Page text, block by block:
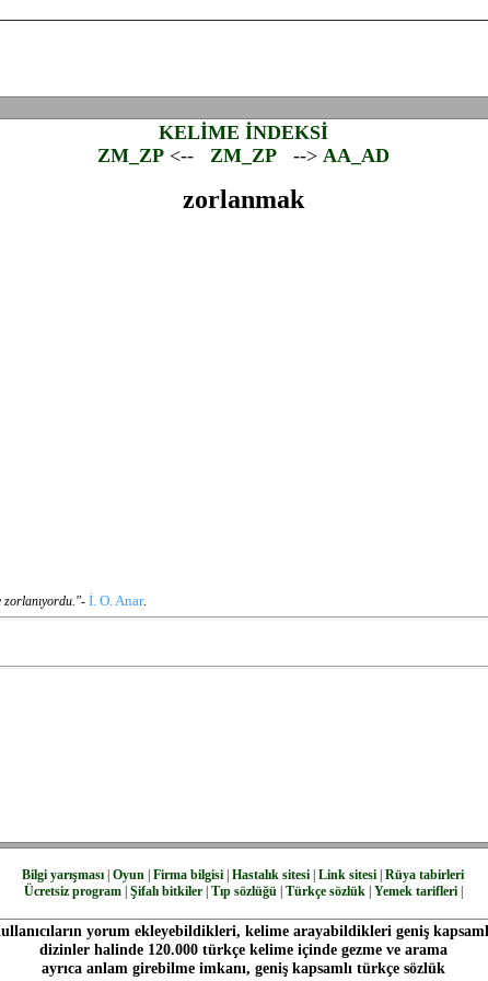
KELİME İNDEKSİ
ZM_ZP <-- ZM_ZP --> AA_AD
zorlanmak
zorlanıyordu."- İ. O. Anar.
Bilgi yarışması Oyun Firma bilgisi Hastalık sitesi Link sitesi Rüya tabirleri
Ücretsiz program| Şifalı bitkiler| Tıp sözlüğü| Türkçe sözlük| Yemek tarifleri|
yorum ekleyebildikleri, kelime arayabildikleri geniş
dizinler halinde 120.000 türkçe kelime içinde gezme ve arama
ayrıca anlam girebilme imkanı, geniş kapsamlı türkçe sözlük